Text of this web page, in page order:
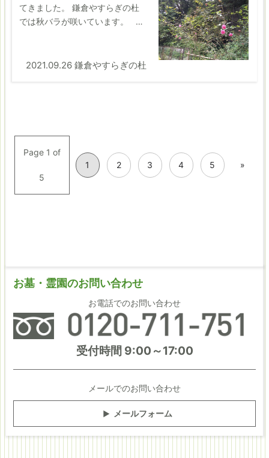
てきました。 鎌倉やすらぎの杜
では秋バラが咲いています。 …
2021.09.26 鎌倉やすらぎの杜
Page 1 of
5
1 2 3 4 5 »
お墓・霊園のお問い合わせ
お電話でのお問い合わせ
受付時間 9:00～17:00
メールでのお問い合わせ
メールフォーム